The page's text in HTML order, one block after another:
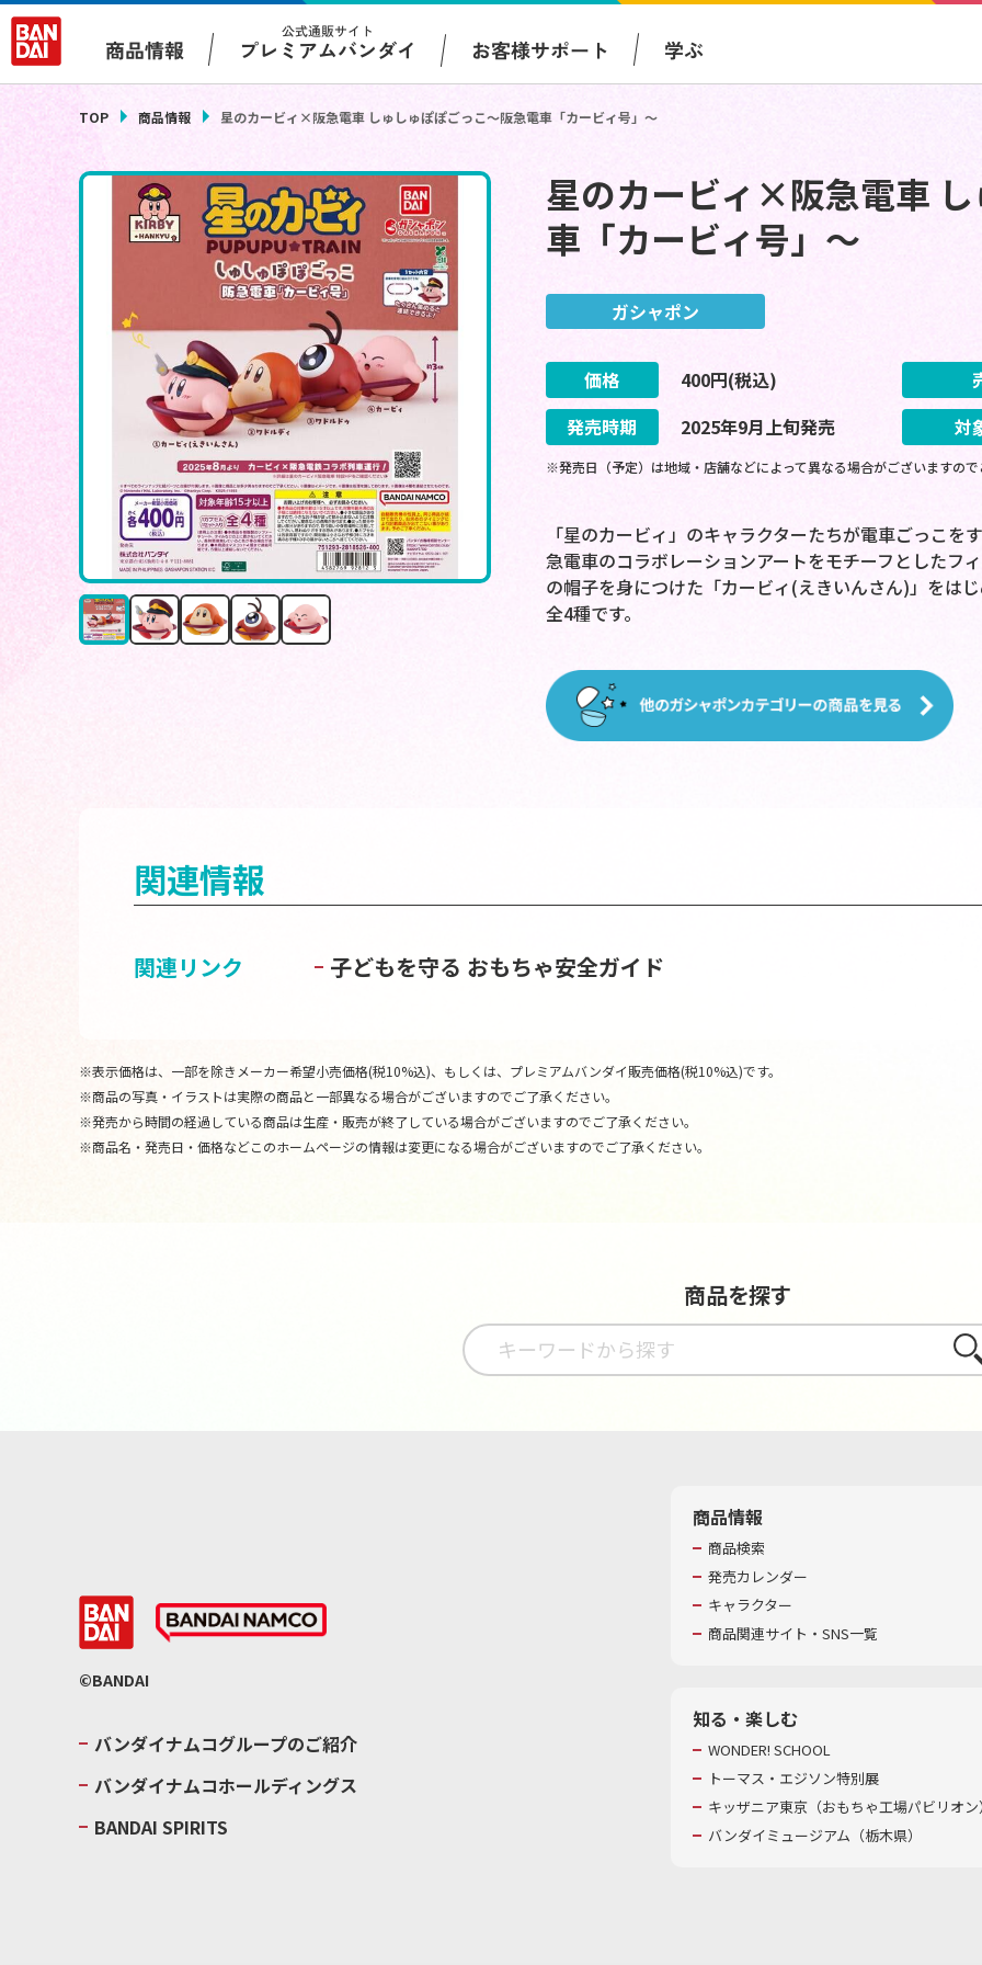
商品情報
公式通販サイト
プレミアムバンダイ お客様サポート 学ぶ
TOP 商品情報 星のカービィ×阪急電車 しゅしゅぽぽごっこ～阪急電車「カービィ号」～
星のカービィ×阪急電車
車「カービィ号」～
ガシャポン
価格 400円(税込)
発売時期
2025年9月上旬発売 対
※発売日（予定）は地域・店舗などによって異なる場合がございますの
「星のカービィ」のキャラクターたちが電車ごっこ
急電車のコラボレーションアートをモチーフとしたフ
の帽子を身につけた「カービィ(えきいんさん)」をは
全4種です。
関連情報
関連リンク 子どもを守る おもちゃ安全ガイド
※表示価格は、一部を除きメーカー希望小売価格(税10%込)、もしくは、プレミアムバンダイ販売価格(税10%込)です。
※商品の写真・イラストは実際の商品と一部異なる場合がございますのでご了承ください。
※発売から時間の経過している商品は生産・販売が終了している場合がございますのでご了承ください。
※商品名・発売日・価格などこのホームページの情報は変更になる場合がございますのでご了承ください。
商品を探す
さが
©BANDAI
バンダイナムコグループのご紹介
バンダイナムコホールディングス
BANDAI SPIRITS
商品情報
商品検索
発売カレンダー
キャラクター
商品関連サイト・SNS一覧
知る・楽しむ
WONDER! SCHOOL
トーマス・エジソン特別展
キッザニア東京（おもちゃ工場パビリオ
バンダイミュージアム（栃木県）